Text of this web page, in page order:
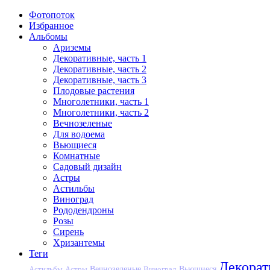
Фотопоток
Избранное
Альбомы
Ариземы
Декоративные, часть 1
Декоративные, часть 2
Декоративные, часть 3
Плодовые растения
Многолетники, часть 1
Многолетники, часть 2
Вечнозеленые
Для водоема
Вьющиеся
Комнатные
Садовый дизайн
Астры
Астильбы
Виноград
Рододендроны
Розы
Сирень
Хризантемы
Теги